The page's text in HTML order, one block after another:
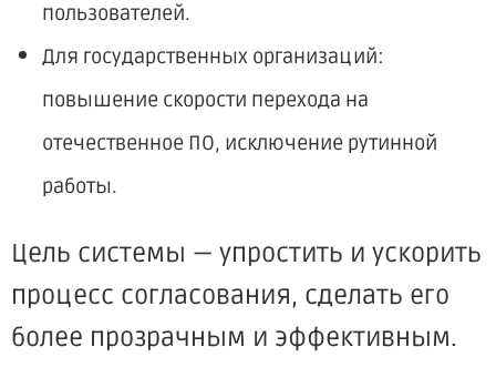
пользователей.
Для государственных организаций:
повышение скорости перехода на
отечественное ПО, исключение рутинной
работы.
Цель системы — упростить и ускорить
процесс согласования, сделать его
более прозрачным и эффективным.